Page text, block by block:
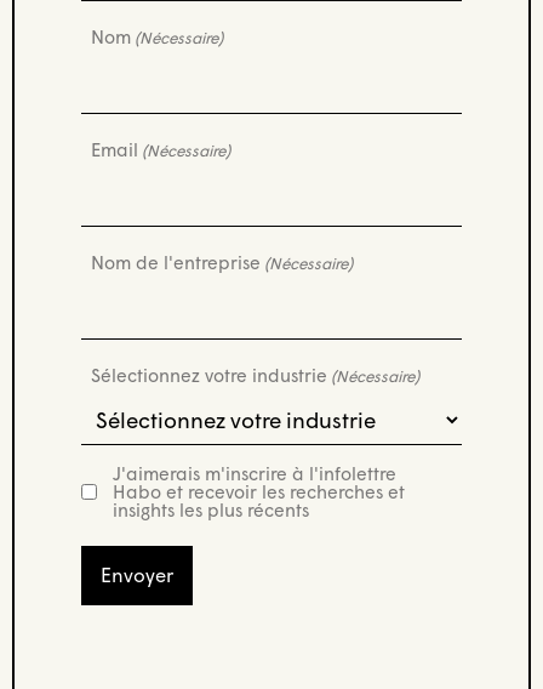
Nom (Nécessaire)
Email (Nécessaire)
Nom de l'entreprise (Nécessaire)
Sélectionnez votre industrie (Nécessaire)
newsletter
J'aimerais m'inscrire à l'infolettre
Habo et recevoir les recherches et
insights les plus récents